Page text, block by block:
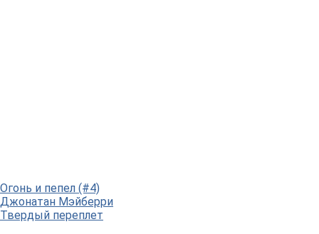
Огонь и пепел (#4)
Джонатан Мэйберри
Твердый переплет